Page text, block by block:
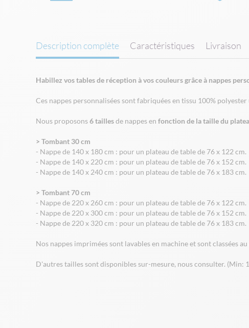
Description complète
Habillez vos tables de réception à vos couleurs grâce à nappes
Ces nappes personnalisées sont fabriquées en tissu 100%
Nous proposons6 taillesde nappes en fonction de la taille du
> Tombant 30 cm
- Nappe de 140 x 180 cm : pour un plateau de table de 76 x 122 cm.
- Nappe de 140 x 220 cm : pour un plateau de table de 76 x 152 cm.
- Nappe de 140 x 240 cm : pour un plateau de table de 76 x 183 cm.
> Tombant 70 cm
- Nappe de 220 x 260 cm : pour un plateau de table de 76 x 122 cm.
- Nappe de 220 x 300 cm : pour un plateau de table de 76 x 152 cm.
- Nappe de 220 x 320 cm : pour un plateau de table de 76 x 183 cm.
Nos nappes imprimées sont lavables en machine et sont classées
D'autres tailles sont disponibles sur-mesure, nous consulter. (Min:
Caractéristiques Livraison